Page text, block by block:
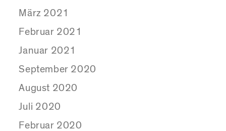
März 2021
Februar 2021
Januar 2021
September 2020
August 2020
Juli 2020
Februar 2020